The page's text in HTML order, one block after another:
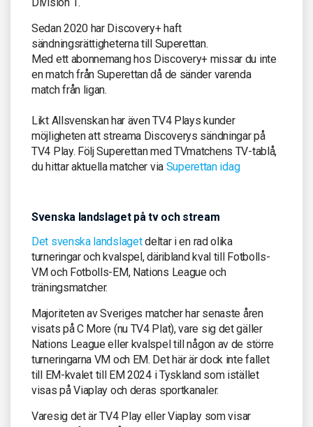
Sedan 2020 har Discovery+ haft
sändningsrättigheterna till Superettan.
Med ett abonnemang hos Discovery+ missar du inte
en match från Superettan då de sänder varenda
match från ligan.
Likt Allsvenskan har även TV4 Plays kunder
möjligheten att streama Discoverys sändningar på
TV4 Play. Följ Superettan med TVmatchens TV-tablå,
du hittar aktuella matcher via Superettan idag
Svenska landslaget på tv och stream
Det svenska landslagetdeltar i en rad olika
turneringar och kvalspel, däribland kval till Fotbolls-
VM och Fotbolls-EM, Nations League och
träningsmatcher.
Majoriteten av Sveriges matcher har senaste åren
visats på C More (nu TV4 Plat), vare sig det gäller
Nations League eller kvalspel till någon av de större
turneringarna VM och EM. Det här är dock inte fallet
till EM-kvalet till EM 2024 i Tyskland som istället
visas på Viaplay och deras sportkanaler.
Varesig det är TV4 Play eller Viaplay som visar